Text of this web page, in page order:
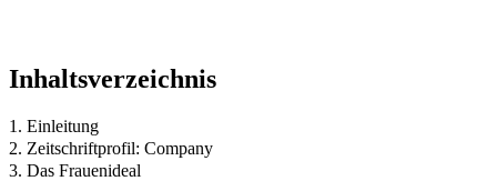
Inhaltsverzeichnis
1. Einleitung
2. Zeitschriftprofil: Company
3. Das Frauenideal